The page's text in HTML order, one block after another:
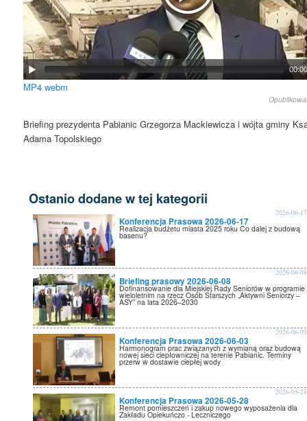
MP4 webm
Briefing prezydenta Pabianic Grzegorza Mackiewicza i wójta gminy
Adama Topolskiego
Ostanio dodane w tej kategorii
Konferencja Prasowa 2026-06-17
2026-06-17
Realizacja budżetu miasta 2025 roku Co dalej z budową
basenu?
Briefing prasowy 2026-06-08
2026-06-08
Dofinansowanie dla Miejskiej Rady Seniorów w programie
wieloletnim na rzecz Osób Starszych „Aktywni Seniorzy –
ASY” na lata 2026–2030
Konferencja Prasowa 2026-06-03
2026-06-03
Harmonogram prac związanych z wymianą oraz budową
nowej sieci ciepłowniczej na terenie Pabianic. Terminy
przerw w dostawie ciepłej wody
Konferencja Prasowa 2026-05-28
2026-05-28
Remont pomieszczeń i zakup nowego wyposażenia dla
Zakładu Opiekuńczo - Leczniczego